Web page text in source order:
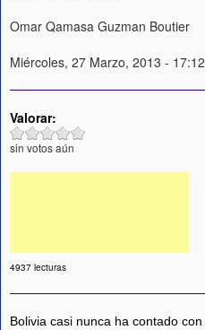
Omar Qamasa Guzman Boutier
Miércoles, 27 Marzo, 2013 - 17:12
Valorar:
sin votos aún
4937 lecturas
Bolivia casi nunca ha contado con